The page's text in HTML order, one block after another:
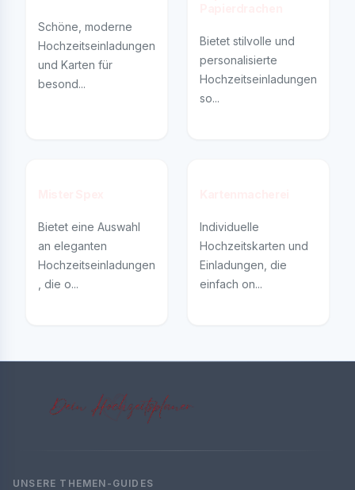
Schöne, moderne
Hochzeitseinladungen
und Karten für
besond...
Bietet stilvolle und
personalisierte
Hochzeitseinladungen
so...
Bietet eine Auswahl
an eleganten
Hochzeitseinladungen
, die o...
Individuelle
Hochzeitskarten und
Einladungen, die
einfach on...
UNSERE THEMEN-GUIDES